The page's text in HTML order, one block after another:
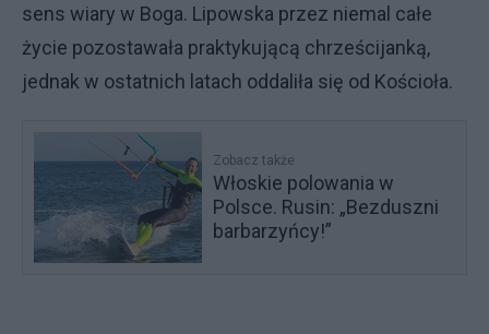
sens wiary w Boga. Lipowska przez niemal całe
życie pozostawała praktykującą chrześcijanką,
jednak w ostatnich latach oddaliła się od Kościoła.
Zobacz także
Włoskie polowania w
Polsce. Rusin: „Bezduszni
barbarzyńcy!”